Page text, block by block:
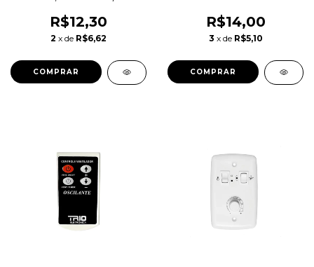
R$12,30
2 x de R$6,62
VENTILADOR
R$14,00
3 x de R$5,10